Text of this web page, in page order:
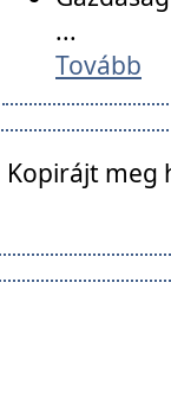
...
Tovább
Kopirájt meg